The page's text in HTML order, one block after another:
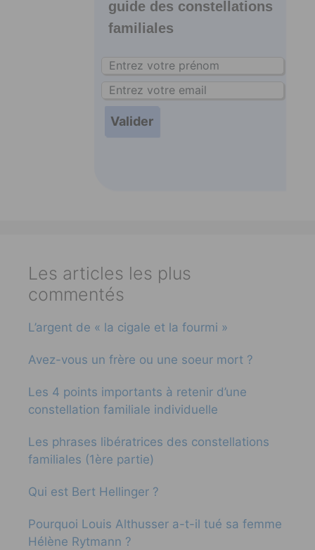
guide des constellations
familiales
Les articles les plus
commentés
L’argent de « la cigale et la fourmi »
Avez-vous un frère ou une soeur mort ?
Les 4 points importants à retenir d’une
constellation familiale individuelle
Les phrases libératrices des constellations
familiales (1ère partie)
Qui est Bert Hellinger ?
Pourquoi Louis Althusser a-t-il tué sa femme
Hélène Rytmann ?